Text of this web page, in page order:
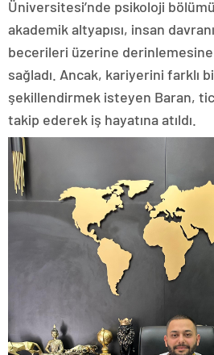
Üniversitesi’nde psikoloji
akademik altyapısı, insan
becerileri üzerine derinlemesine
sağladı. Ancak, kariyerini farklı
şekillendirmek isteyen Baran,
takip ederek iş hayatına atıldı.